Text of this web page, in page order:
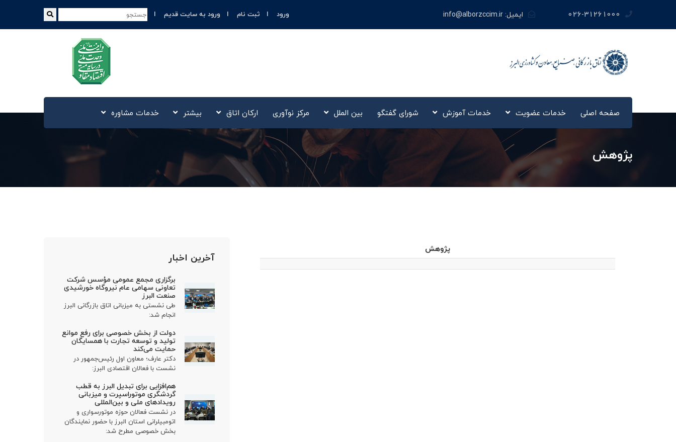
026-31261000 ایمیل:info@alborzccim.ir ورود ثبت نام ورود به سایت قدیم
صفحه اصلی خدمات عضویت خدمات آموزش شورای گفتگو بین الملل مرکز نوآوری‌ ارکان اتاق بیشتر خدمات مشاوره
پژوهش
پژوهش
آخرین اخبار
برگزاری مجمع عمومی مؤسس شرکت
تعاونی سهامی عام نیروگاه خورشیدی
صنعت البرز
طی نشستی به میزبانی اتاق بازرگانی البرز
انجام شد:
دولت از بخش خصوصی برای رفع موانع
تولید و توسعه تجارت با همسایگان
حمایت می‌کند
دکتر عارف؛ معاون اول رئیس‌جمهور در
نشست با فعالان اقتصادی البرز:
هم‌افزایی برای تبدیل البرز به قطب
گردشگری موتوراسپرت و میزبانی
رویدادهای ملی و بین‌المللی
در نشست فعالان حوزه موتورسواری و
اتومبیلرانی استان البرز با حضور نمایندگان
بخش خصوصی مطرح شد: